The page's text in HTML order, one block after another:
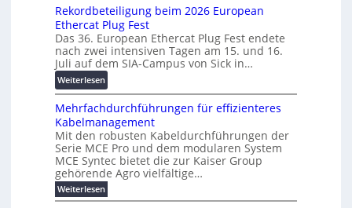
s
p
a
r
e
n
z
h
u
n
g
s
f
r
d
e
r
u
n
g
2
7
w
i
r
d
z
u
m
E
n
e
r
g
e
i
t
e
r
e
n
t
w
i
c
k
e
l
Rekordbeteiligung beim 2026 European
Ethercat Plug Fest
Das 36. European Ethercat Plug Fest endete
nach zwei intensiven Tagen am 15. und 16.
Juli auf dem SIA-Campus von Sick in…
Weiterlesen:
R
e
k
o
r
d
b
e
Mehrfachdurchführungen für effizienteres
Kabelmanagement
Mit den robusten Kabeldurchführungen der
Serie MCE Pro und dem modularen System
MCE Syntec bietet die zur Kaiser Group
gehörende Agro vielfältige…
Weiterlesen:
M